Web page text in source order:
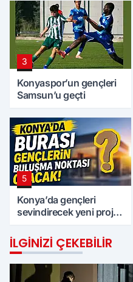
3
Konyaspor’un gençleri
Samsun’u geçti
5
Konya’da gençleri
sevindirecek yeni proje
İLGINIZI ÇEKEBILIR